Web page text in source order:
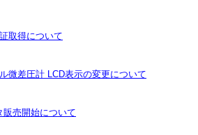
取得について
微差圧計 LCD表示の変更について
販売開始について